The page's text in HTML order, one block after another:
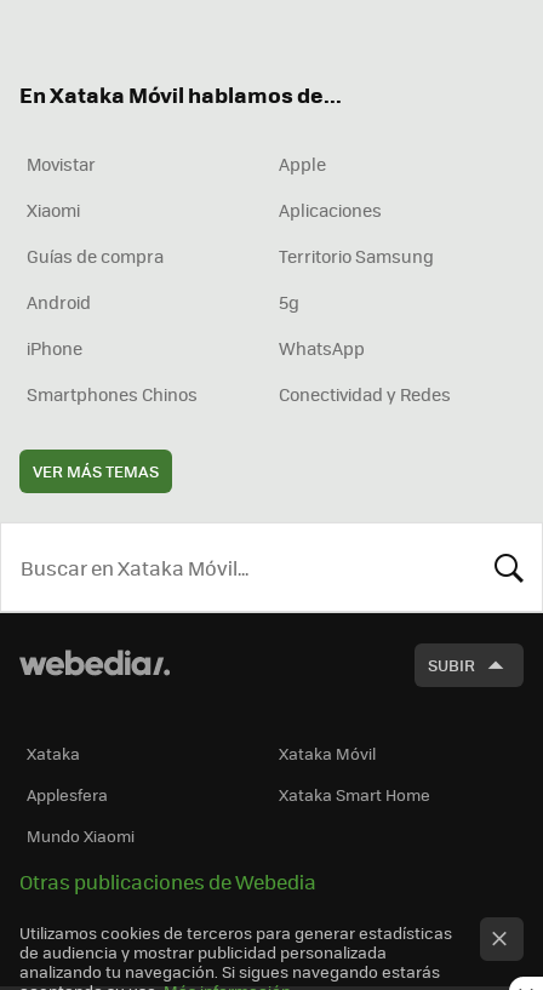
En Xataka Móvil hablamos de...
Movistar
Apple
Xiaomi
Aplicaciones
Guías de compra
Territorio Samsung
Android
5g
iPhone
WhatsApp
Smartphones Chinos
Conectividad y Redes
VER MÁS TEMAS
SUBIR
Xataka
Xataka Móvil
Applesfera
Xataka Smart Home
Mundo Xiaomi
Otras publicaciones de Webedia
Utilizamos cookies de terceros para generar estadísticas
de audiencia y mostrar publicidad personalizada
analizando tu navegación. Si sigues navegando estarás